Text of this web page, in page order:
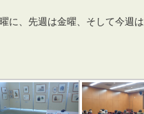
に、先週は金曜、そして今週